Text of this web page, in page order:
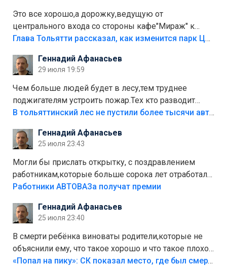
Это все хорошо,а дорожку,ведущую от
центрального входа со стороны кафе"Мираж" к
аттракционам слабо доделать?А то бордюры
лежала в парке и испортилась.Да еще,видимо,часть
украли.
Глава Тольятти рассказал, как изменится парк Центрального района
Геннадий Афанасьев
29 июля 19:59
Чем больше людей будет в лесу,тем труднее
поджигателям устроить пожар.Тех кто разводит
костры,тех надо безбожно штрафовать.Камер полно
Штрафы мизерные.
В тольяттинский лес не пустили более тысячи автомобилей
Геннадий Афанасьев
25 июля 23:43
Могли бы прислать открытку, с поздравлением
работникам,которые больше сорока лет отработали
на предприятии.
Работники АВТОВАЗа получат премии
Геннадий Афанасьев
25 июля 23:40
В смерти ребёнка виноваты родители,которые не
объяснили ему, что такое хорошо и что такое плохо!
Лезть через такой забор,верх безумия,есть же
«Попал на пику»: СК показал место, где был смертельно травмирован ребенок в Тольятти